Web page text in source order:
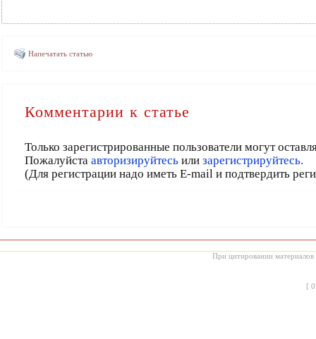
Напечатать статью
Комментарии к статье
Только зарегистрированные пользователи могут
Пожалуйста авторизируйтесьили зарегистрируйтесь.
(Для регистрации надо иметь E-mail и подтвердить
При цитировании материалов
[